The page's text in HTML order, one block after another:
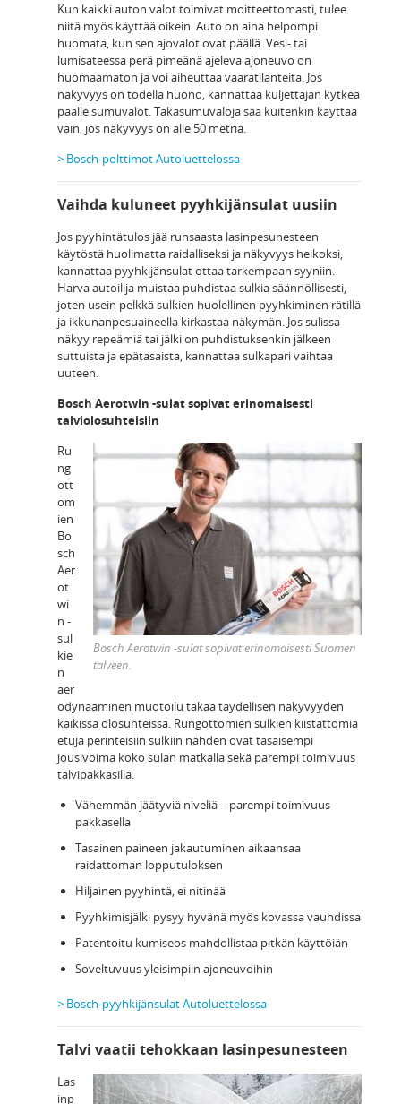
Kun kaikki auton valot toimivat moitteettomasti, tulee
niitä myös käyttää oikein. Auto on aina helpompi
huomata, kun sen ajovalot ovat päällä. Vesi- tai
lumisateessa perä pimeänä ajeleva ajoneuvo on
huomaamaton ja voi aiheuttaa vaaratilanteita. Jos
näkyvyys on todella huono, kannattaa kuljettajan kytkeä
päälle sumuvalot. Takasumuvaloja saa kuitenkin käyttää
vain, jos näkyvyys on alle 50 metriä.
> Bosch-polttimot Autoluettelossa
Vaihda kuluneet pyyhkijänsulat uusiin
Jos pyyhintätulos jää runsaasta lasinpesunesteen
käytöstä huolimatta raidalliseksi ja näkyvyys heikoksi,
kannattaa pyyhkijänsulat ottaa tarkempaan syyniin.
Harva autoilija muistaa puhdistaa sulkia säännöllisesti,
joten usein pelkkä sulkien huolellinen pyyhkiminen rätillä
ja ikkunanpesuaineella kirkastaa näkymän. Jos sulissa
näkyy repeämiä tai jälki on puhdistuksenkin jälkeen
suttuista ja epätasaista, kannattaa sulkapari vaihtaa
uuteen.
Bosch Aerotwin -sulat sopivat erinomaisesti
talviolosuhteisiin
Bosch Aerotwin -sulat sopivat erinomaisesti Suomen
talveen.
Ru
ng
ott
om
ien
Bo
sch
Aer
ot
wi
n -
sul
kie
n
aer
odynaaminen muotoilu takaa täydellisen näkyvyyden
kaikissa olosuhteissa. Rungottomien sulkien kiistattomia
etuja perinteisiin sulkiin nähden ovat tasaisempi
jousivoima koko sulan matkalla sekä parempi toimivuus
talvipakkasilla.
Vähemmän jäätyviä niveliä – parempi toimivuus
pakkasella
Tasainen paineen jakautuminen aikaansaa
raidattoman lopputuloksen
Hiljainen pyyhintä, ei nitinää
Pyyhkimisjälki pysyy hyvänä myös kovassa vauhdissa
Patentoitu kumiseos mahdollistaa pitkän käyttöiän
Soveltuvuus yleisimpiin ajoneuvoihin
> Bosch-pyyhkijänsulat Autoluettelossa
Talvi vaatii tehokkaan lasinpesunesteen
Las
inp